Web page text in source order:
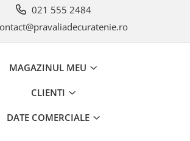
021 555 2484
MAGAZINUL MEU
CLIENTI
DATE COMERCIALE